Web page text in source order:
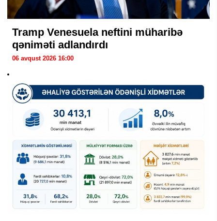
Tramp Venesuela neftini müharibə
qəniməti adlandırdı
06 avqust 2026 16:00